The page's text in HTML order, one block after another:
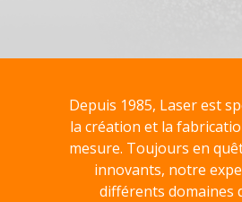
Depuis 1985, Laser est
la création et la
mesure. Toujours en
innovants, notre
différents domaines